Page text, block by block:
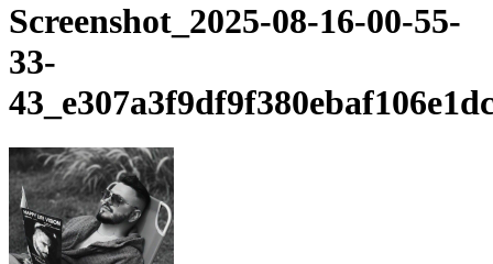
Screenshot_2025-08-16-00-55-
33-